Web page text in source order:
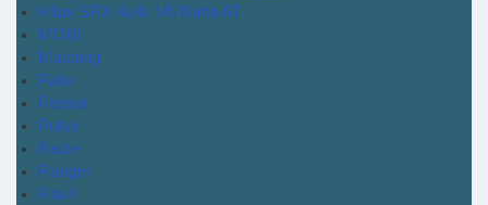
Hilux SRX 4x4x V6 Nafta AT
MOBI
Mustang
Palio
Passat
Pulse
Raize
Ranger
Rav4